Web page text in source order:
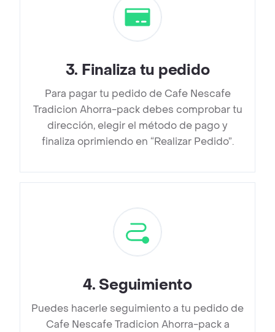
3. Finaliza tu pedido
Para pagar tu pedido de Cafe Nescafe
Tradicion Ahorra-pack debes comprobar tu
dirección, elegir el método de pago y
finaliza oprimiendo en “Realizar Pedido”.
4. Seguimiento
Puedes hacerle seguimiento a tu pedido de
Cafe Nescafe Tradicion Ahorra-pack a